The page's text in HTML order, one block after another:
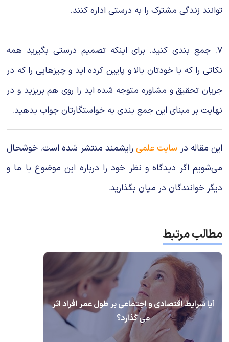
توانند زندگی مشترک را به درستی اداره کنند.
7. جمع بندی کنید. برای اینکه تصمیم درستی بگیرید همه
نکاتی را که با خودتان بالا و پایین کرده اید و چیزهایی را که در
جریان تحقیق و مشاوره متوجه شده اید را روی هم بریزید و در
نهایت بر مبنای این جمع بندی به خواستگارتان جواب بدهید.
این مقاله در سایت علمیرایشمند منتشر شده است. خوشحال
می‌شویم اگر دیدگاه و نظر خود را درباره این موضوع با ما و
دیگر خوانندگان در میان بگذارید.
مطالب مرتبط
آیا شرایط اقتصادی و اجتماعی بر طول عمر افراد اثر
می گذارد؟